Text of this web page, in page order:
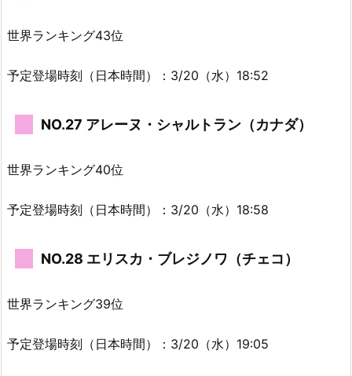
世界ランキング43位
予定登場時刻（日本時間）：3/20（水）18:52
NO.27 アレーヌ・シャルトラン（カナダ）
世界ランキング40位
予定登場時刻（日本時間）：3/20（水）18:58
NO.28 エリスカ・ブレジノワ（チェコ）
世界ランキング39位
予定登場時刻（日本時間）：3/20（水）19:05